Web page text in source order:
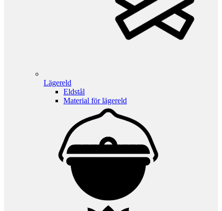
Lägereld
Eldstål
Material för lägereld